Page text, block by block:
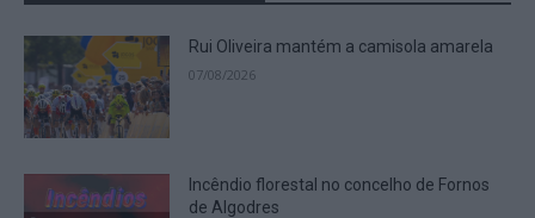
Rui Oliveira mantém a camisola amarela
07/08/2026
Incêndio florestal no concelho de Fornos
de Algodres